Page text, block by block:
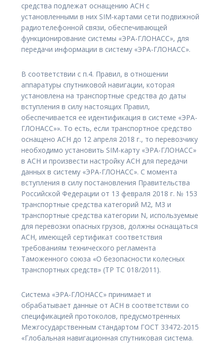
средства подлежат оснащению АСН с
установленными в них SIM-картами сети подвижной
радиотелефонной связи, обеспечивающей
функционирование системы «ЭРА-ГЛОНАСС», для
передачи информации в систему «ЭРА-ГЛОНАСС».
В соответствии с п.4. Правил, в отношении
аппаратуры спутниковой навигации, которая
установлена на транспортные средства до даты
вступления в силу настоящих Правил,
обеспечивается ее идентификация в системе «ЭРА-
ГЛОНАСС»». То есть, если транспортное средство
оснащено АСН до 12 апреля 2018 г., то перевозчику
необходимо установить SIM-карту «ЭРА-ГЛОНАСС»
в АСН и произвести настройку АСН для передачи
данных в систему «ЭРА-ГЛОНАСС». С момента
вступления в силу постановления Правительства
Российской Федерации от 13 февраля 2018 г. № 153
транспортные средства категорий М2, М3 и
транспортные средства категории N, используемые
для перевозки опасных грузов, должны оснащаться
АСН, имеющей сертификат соответствия
требованиям технического регламента
Таможенного союза «О безопасности колесных
транспортных средств» (ТР ТС 018/2011).
Система «ЭРА-ГЛОНАСС» принимает и
обрабатывает данные от АСН в соответствии со
спецификацией протоколов, предусмотренных
Межгосударственным стандартом ГОСТ 33472-2015
«Глобальная навигационная спутниковая система.